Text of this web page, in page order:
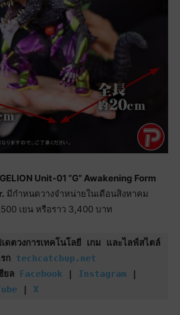
Unit-01 “G” Awakening Form
มีกำหนดวางจำหน่ายในเดือนสิงหาคม
เยน หรือราว 3,400 บาท
ดตวงการเทคโนโลยี เกม และไลฟ์สไตล์
ก techcatchup.net
ยล
Facebook Instagram
X